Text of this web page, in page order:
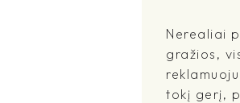
Nerealiai
gražios,
tokį gerį,